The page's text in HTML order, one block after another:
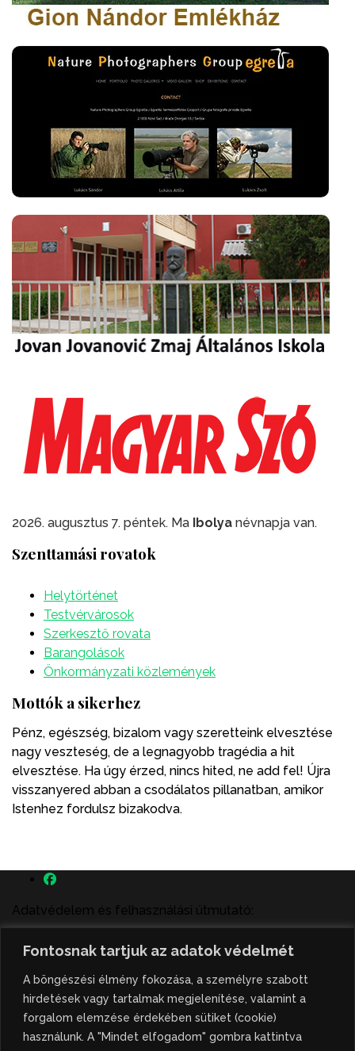
Fontosnak tartjuk az adatok védelmét
A böngészési élmény fokozása, a személyre szabott
hirdetések vagy tartalmak megjelenítése, valamint a
forgalom elemzése érdekében sütiket (cookie)
használunk. A "Mindet elfogadom" gombra kattintva
2026. augusztus 7. péntek. Ma Ibolya névnapja van.
Szenttamási rovatok
Helytörténet
Testvérvárosok
Szerkesztő rovata
Barangolások
Önkormányzati közlemények
Mottók a sikerhez
Pénz, egészség, bizalom vagy szeretteink elvesztése
nagy veszteség, de a legnagyobb tragédia a hit
elvesztése. Ha úgy érzed, nincs hited, ne add fel! Újra
visszanyered abban a csodálatos pillanatban, amikor
Istenhez fordulsz bizakodva.
Adatvédelem és felhasználási útmutató:
A szenttamás.rs magyar nyelvű internetes hírportálon
megjelenő szerzői írások, a híranyag és minden egyéb
tartalom a portált működtető Gion Nándor Kulturális
Központ szellemi tulajdonát képezik, amely szellemi
tulajdont a nemzetközi és szerbiai törvények védik. A
jogosulatlan felhasználás büntető- és polgári jogi